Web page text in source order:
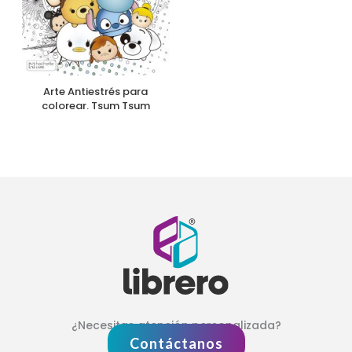
Arte Antiestrés para
colorear. Tsum Tsum
¿Necesitas atención personalizada?
Contáctanos